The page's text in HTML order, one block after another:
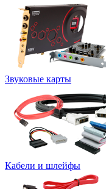
Звуковые карты
Кабели и шлейфы